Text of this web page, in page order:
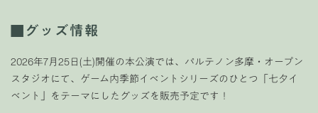
■グッズ情報
2026年7月25日(土)開催の本公演では、パルテノン多摩・オープン
スタジオにて、ゲーム内季節イベントシリーズのひとつ「七夕イ
ベント」をテーマにしたグッズを販売予定です！